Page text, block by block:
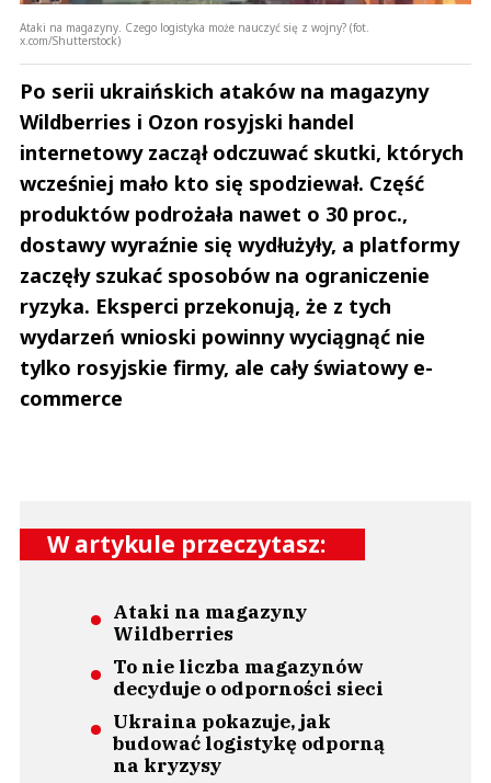
Ataki na magazyny. Czego logistyka może nauczyć się z wojny? (fot.
x.com/Shutterstock)
Po serii ukraińskich ataków na magazyny
Wildberries i Ozon rosyjski handel
internetowy zaczął odczuwać skutki, których
wcześniej mało kto się spodziewał. Część
produktów podrożała nawet o 30 proc.,
dostawy wyraźnie się wydłużyły, a platformy
zaczęły szukać sposobów na ograniczenie
ryzyka. Eksperci przekonują, że z tych
wydarzeń wnioski powinny wyciągnąć nie
tylko rosyjskie firmy, ale cały światowy e-
commerce
W artykule przeczytasz:
Ataki na magazyny
Wildberries
To nie liczba magazynów
decyduje o odporności sieci
Ukraina pokazuje, jak
budować logistykę odporną
na kryzysy